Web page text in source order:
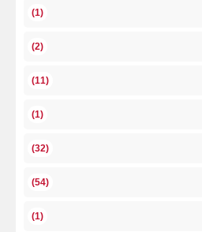
(1)
(2)
(11)
(1)
(32)
(54)
(1)